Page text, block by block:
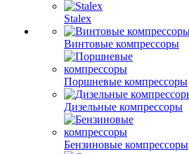
Stalex
Винтовые компрессоры
Поршневые компрессоры
Дизельные компрессоры
Бензиновые компрессоры